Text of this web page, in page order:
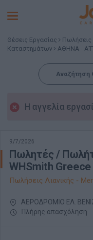
Toggle
Θέσεις Εργασίας Πωλήσεις
Καταστημάτων
ΑΘΗΝΑ -
Αναζήτηση
Η αγγελία
9/7/2026
Πωλητές /
WHSmith Greece
Πωλήσεις Λιανικής -
ΑΕΡΟΔΡΟΜΙΟ ΕΛ.
Πλήρης απασχόληση